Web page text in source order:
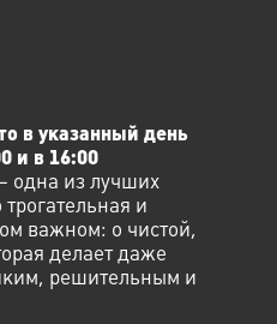
в указанный день
и в 16:00
одна из лучших
и
важном: о чистой,
делает даже
решительным и